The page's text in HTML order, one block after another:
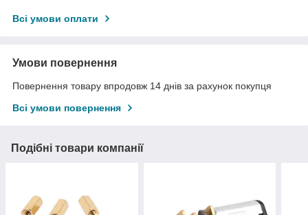
Всі умови оплати
Умови повернення
Повернення товару впродовж 14 днів за рахунок покупця
Всі умови повернення
Подібні товари компанії